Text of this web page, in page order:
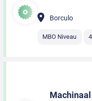
Borculo
MBO Niveau